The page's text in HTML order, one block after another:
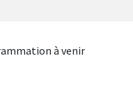
à venir